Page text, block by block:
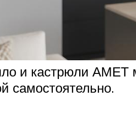
и кастрюли АМЕТ
самостоятельно.